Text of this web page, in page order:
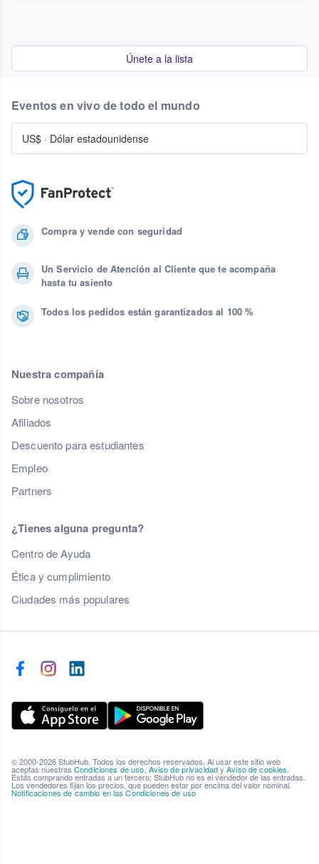
Únete a la lista
Compra y vende con seguridad
Un Servicio de Atención al Cliente que te acompaña
hasta tu asiento
Todos los pedidos están garantizados al 100 %
Nuestra compañía
Sobre nosotros
Afiliados
Descuento para estudiantes
Empleo
Partners
¿Tienes alguna pregunta?
Centro de Ayuda
Ética y cumplimiento
Ciudades más populares
Eventos en vivo de todo el mundo
US$ · Dólar estadounidense
© 2000-2026 StubHub. Todos los derechos reservados. Al usar este sitio web
aceptas nuestras Condiciones de uso, Aviso de privacidadyAviso de cookies.
Estás comprando entradas a un tercero; StubHub no es el vendedor de las entradas.
Los vendedores fijan los precios, que pueden estar por encima del valor nominal.
Notificaciones de cambio en las Condiciones de uso